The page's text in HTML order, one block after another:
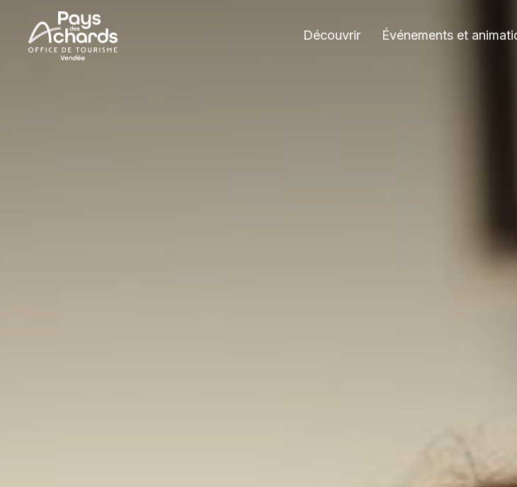
Office
de
Tourisme
Découvrir Événements et